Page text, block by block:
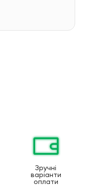
Зручні
варіанти
оплати